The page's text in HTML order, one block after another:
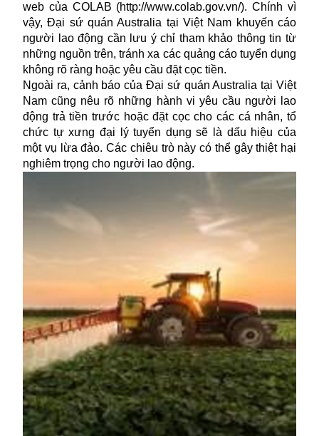
web của COLAB (http://www.colab.gov.vn/). Chính vì
vậy, Đại sứ quán Australia tại Việt Nam khuyến cáo
người lao động cần lưu ý chỉ tham khảo thông tin từ
những nguồn trên, tránh xa các quảng cáo tuyển dụng
không rõ ràng hoặc yêu cầu đặt cọc tiền.
Ngoài ra, cảnh báo của Đại sứ quán Australia tại Việt
Nam cũng nêu rõ những hành vi yêu cầu người lao
động trả tiền trước hoặc đặt cọc cho các cá nhân, tổ
chức tự xưng đại lý tuyển dụng sẽ là dấu hiệu của
một vụ lừa đảo. Các chiêu trò này có thể gây thiệt hại
nghiêm trọng cho người lao động.